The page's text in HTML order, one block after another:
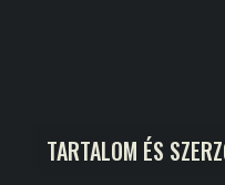
TARTALOM ÉS